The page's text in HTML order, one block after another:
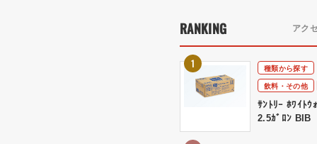
RANKING アク
種類から探す
飲料・その他
ｻﾝﾄﾘｰ ﾎﾜｲﾄｳ
2.5ｶﾞﾛﾝ BIB